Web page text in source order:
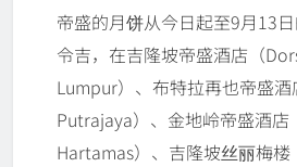
帝盛的月饼从今日起至9月13
令吉，在吉隆坡帝盛酒店（
Lumpur）、布特拉再也帝盛
Putrajaya）、金地岭帝盛酒
Hartamas）、吉隆坡丝丽梅